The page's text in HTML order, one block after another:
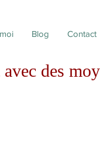
Blog Contact
avec des